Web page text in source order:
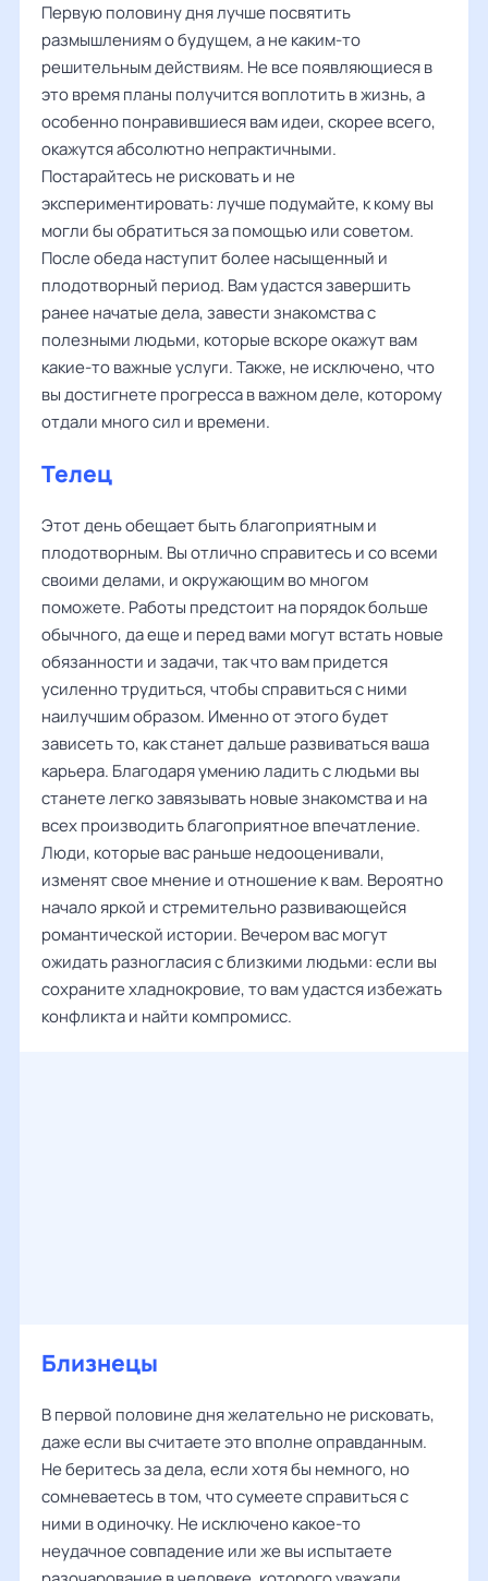
Первую половину дня лучше посвятить
размышлениям о будущем, а не каким-то
решительным действиям. Не все появляющиеся в
это время планы получится воплотить в жизнь, а
особенно понравившиеся вам идеи, скорее всего,
окажутся абсолютно непрактичными.
Постарайтесь не рисковать и не
экспериментировать: лучше подумайте, к кому вы
могли бы обратиться за помощью или советом.
После обеда наступит более насыщенный и
плодотворный период. Вам удастся завершить
ранее начатые дела, завести знакомства с
полезными людьми, которые вскоре окажут вам
какие-то важные услуги. Также, не исключено, что
вы достигнете прогресса в важном деле, которому
отдали много сил и времени.
Телец
Этот день обещает быть благоприятным и
плодотворным. Вы отлично справитесь и со всеми
своими делами, и окружающим во многом
поможете. Работы предстоит на порядок больше
обычного, да еще и перед вами могут встать новые
обязанности и задачи, так что вам придется
усиленно трудиться, чтобы справиться с ними
наилучшим образом. Именно от этого будет
зависеть то, как станет дальше развиваться ваша
карьера. Благодаря умению ладить с людьми вы
станете легко завязывать новые знакомства и на
всех производить благоприятное впечатление.
Люди, которые вас раньше недооценивали,
изменят свое мнение и отношение к вам. Вероятно
начало яркой и стремительно развивающейся
романтической истории. Вечером вас могут
ожидать разногласия с близкими людьми: если вы
сохраните хладнокровие, то вам удастся избежать
конфликта и найти компромисс.
Близнецы
В первой половине дня желательно не рисковать,
даже если вы считаете это вполне оправданным.
Не беритесь за дела, если хотя бы немного, но
сомневаетесь в том, что сумеете справиться с
ними в одиночку. Не исключено какое-то
неудачное совпадение или же вы испытаете